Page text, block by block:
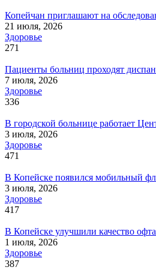
Копейчан приглашают на
21 июля, 2026
Здоровье
271
Пациенты больниц проходят
7 июля, 2026
Здоровье
336
В городской больнице работает
3 июля, 2026
Здоровье
471
В Копейске появился мобильный
3 июля, 2026
Здоровье
417
В Копейске улучшили качество
1 июля, 2026
Здоровье
387